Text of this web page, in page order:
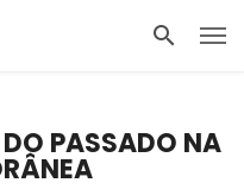
PASSADO NA